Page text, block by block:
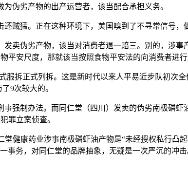
伪劣产物的出产运营者，该当配合承担义务。
猛。正在这种环境下，美国嗅到了不寻常信号，
伪劣产物，该当对消费者退一赔三。别的，涉事
安尺度，那就该当按照食物平安法的向消费者进行
拆正式列拆。这是新时代以来人平易近步队初次
9次较大的。
制办法。而同仁堂（四川）发卖的伪劣南极磷虾
罪立案侦查。
康药业涉事南极磷虾油产物是“未经授权私行凸起
事务，对同仁堂的品牌抽象，无疑是一次严沉的冲击